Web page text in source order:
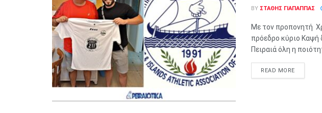
BY ΣΤΑΘΗΣ ΓΊΑΠΑΠΠΑΣ
Με τον προπονητή
πρόεδρο κύριο Καψή
Πειραιά όλη η
READ MORE